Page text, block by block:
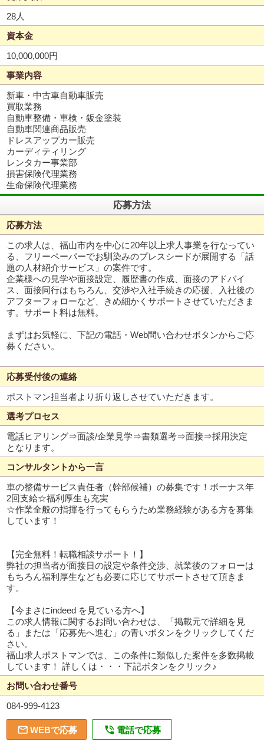
28人
資本金
10,000,000円
事業内容
新車・中古車自動車販売
買取業務
自動車整備・車検・鈑金塗装
自動車関連商品販売
ドレスアップカー販売
カーディティリング
レンタカー事業部
損害保険代理業務
生命保険代理業務
応募方法
応募方法
この求人は、福山市内を中心に20年以上求人事業を行なってい
る、フリーペーパーでお馴染みのプレスシードが展開する「話
題の人材紹介サービス」の案件です。
企業様への見学や面接設定、履歴書の作成、面接のアドバイ
ス、面接同行はもちろん、交渉や入社手続きの応援、入社後の
アフターフォローなど、きめ細かくサポートさせていただきま
す。サポート料は無料。
まずはお気軽に、下記の電話・Web問い合わせボタンからご応
募ください。
応募受付後の連絡
ポストマン担当者より折り返しさせていただきます。
選考プロセス
電話ヒアリング⇒面談/企業見学⇒書類選考⇒面接⇒採用決定
となります。
コンサルタントから一言
車の整備サービス責任者（幹部候補）の募集です！ボーナス年
2回支給☆福利厚生も充実
☆作業全般の指揮を行ってもらうため業務経験がある方を募集
しています！
【完全無料！転職相談サポート！】
弊社の担当者が面接日の設定や条件交渉、就業後のフォローは
もちろん福利厚生なども必要に応じてサポートさせて頂きま
す。
【今まさにindeed を見ている方へ】
この求人情報に関するお問い合わせは、「掲載元で詳細を見
る」または「応募先へ進む」の青いボタンをクリックしてくだ
さい。
福山求人ポストマンでは、この条件に類似した案件を多数掲載
しています！ 詳しくは・・・下記ボタンをクリック♪
お問い合わせ番号
084-999-4123
 WEBで応募  電話で応募